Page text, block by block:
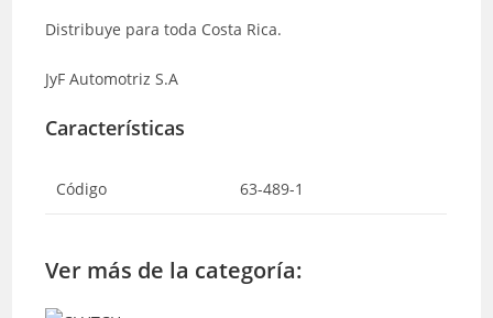
Distribuye para toda Costa Rica.
JyF Automotriz S.A
Características
Código 63-489-1
Ver más de la categoría: